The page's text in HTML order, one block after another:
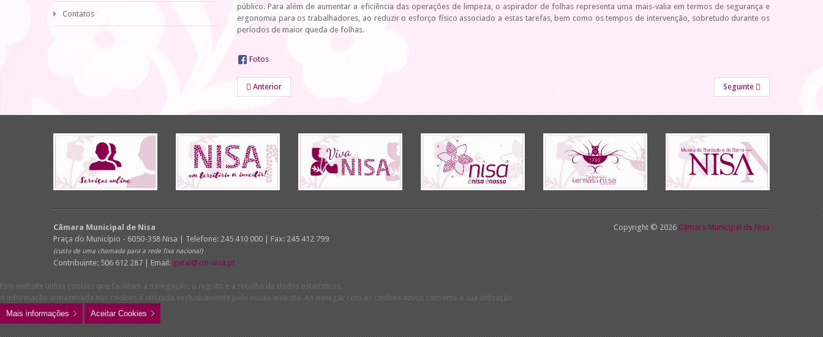
público. Para além de aumentar a eficiência das operações de limpeza, o aspirador de folhas representa uma mais-valia em termos de segurança e
ergonomia para os trabalhadores, ao reduzir o esforço físico associado a estas tarefas, bem como os tempos de intervenção, sobretudo durante os
períodos de maior queda de folhas.
Fotos
Anterior Seguinte
Contatos
Câmara Municipal de Nisa
Praça do Município - 6050-358 Nisa | Telefone: 245 410 000 | Fax: 245 412 799
(custo de uma chamada para a rede fixa nacional)
Contribuinte: 506 612 287 | Email: geral@cm-nisa.pt
Copyright © 2026 Câmara Municipal de Nisa
Este website utiliza cookies que facilitam a navegação, o registo e a recolha de dados estatísticos.
A informação armazenada nos cookies é utilizada exclusivamente pelo nosso website. Ao navegar com os cookies ativos consente a sua utilização.
Mais informações
Aceitar Cookies